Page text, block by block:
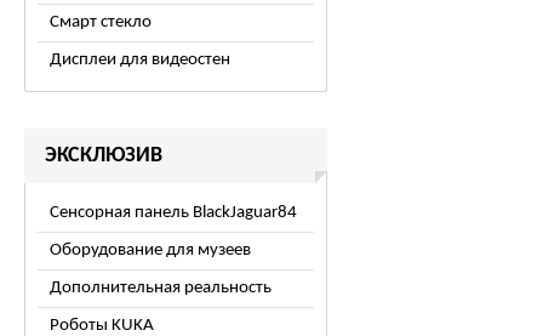
Смарт стекло
Дисплеи для видеостен
ЭКСКЛЮЗИВ
Сенсорная панель BlackJaguar84
Оборудование для музеев
Дополнительная реальность
Роботы KUKA